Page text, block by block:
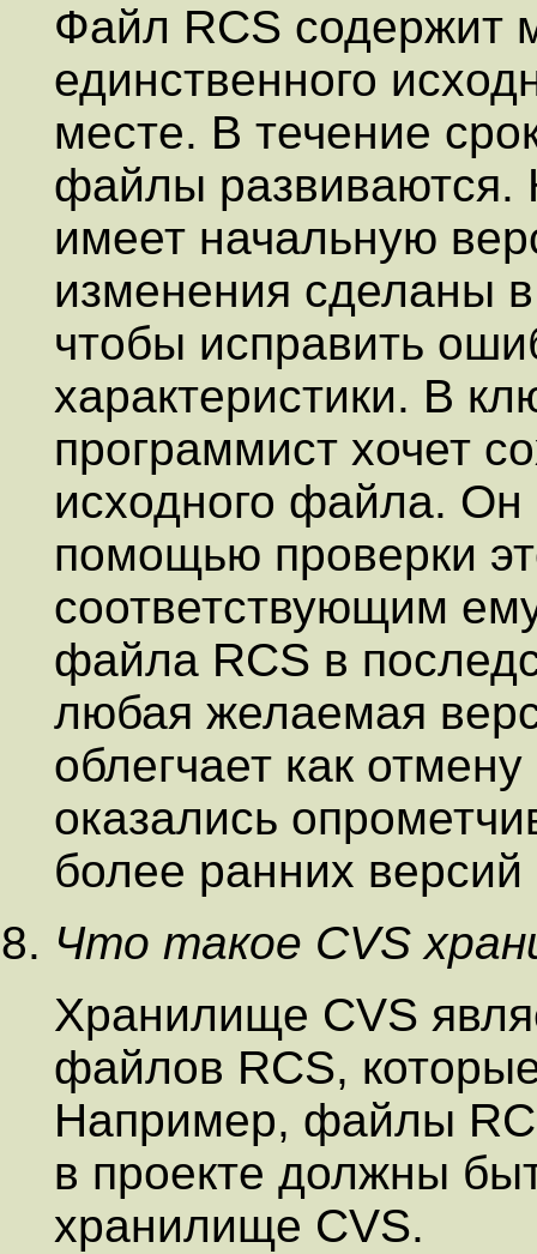
Файл RCS содержит
единственного
месте. В течение
файлы
имеет начальную
изменения сделаны
чтобы исправить
характеристики. В
программист хочет
исходного файла. Он
помощью проверки
соответствующим
файла RCS в
любая желаемая
облегчает как
оказались
более ранних
Что такое CVS
Хранилище CVS
файлов RCS,
Например, файлы
в проекте должны
хранилище CVS.